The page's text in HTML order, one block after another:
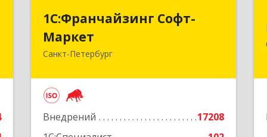
1С:Франчайзинг Софт-
Маркет
Санкт-Петербург
Внедрений
17208
1С:Франчайзинг Софт-
Маркет
Санкт-Петербург г, Суворовский